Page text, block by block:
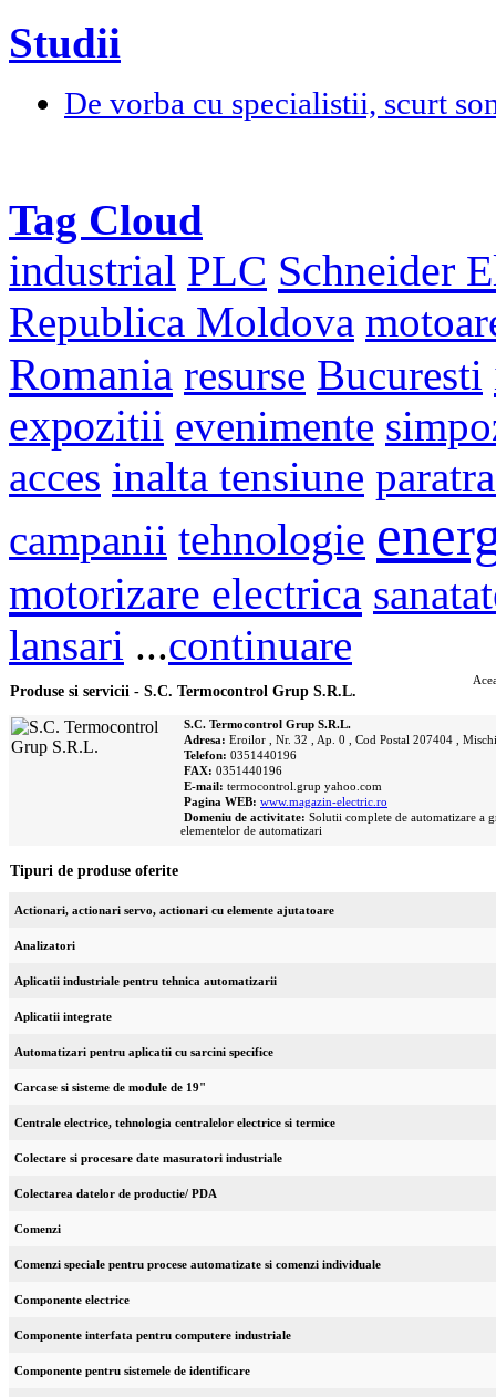
Studii
De vorba cu specialistii, scurt
Tag Cloud
industrial PLC Schneider
Republica Moldova
Romania resurse Bucuresti
expozitii evenimente
acces inalta tensiune
campanii tehnologie
motorizare electrica
lansari ...continuare
Produse si servicii - S.C. Termocontrol Grup S.R.L.
S.C. Termocontrol Grup S.R.L.
Adresa: Eroilor , Nr. 32 , Ap. 0 , Cod Postal 207404 ,
Telefon: 0351440196
FAX: 0351440196
E-mail: termocontrol.grup yahoo.com
Pagina WEB: www.magazin-electric.ro
Domeniu de activitate: Solutii complete de automatizare a
elementelor de automatizari
Tipuri de produse oferite
Actionari, actionari servo, actionari cu elemente ajutatoare
Analizatori
Aplicatii industriale pentru tehnica automatizarii
Aplicatii integrate
Automatizari pentru aplicatii cu sarcini specifice
Carcase si sisteme de module de 19"
Centrale electrice, tehnologia centralelor electrice si termice
Colectare si procesare date masuratori industriale
Colectarea datelor de productie/ PDA
Comenzi
Comenzi speciale pentru procese automatizate si comenzi individuale
Componente electrice
Componente interfata pentru computere industriale
Componente pentru sistemele de identificare